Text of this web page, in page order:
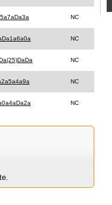
NC
NC
NC
NC
NC